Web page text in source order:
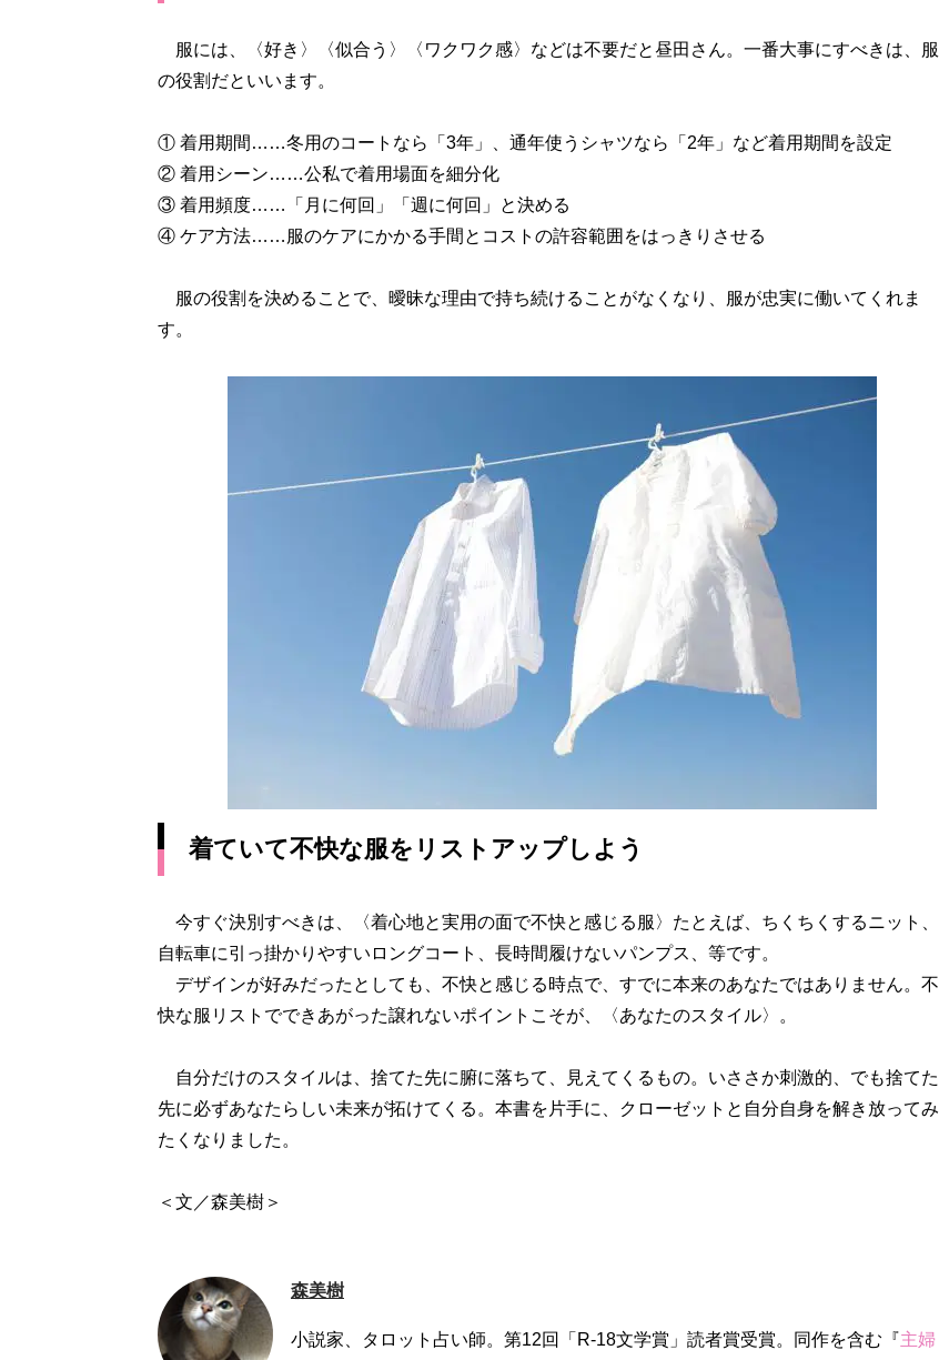
服には、〈好き〉〈似合う〉〈ワクワク感〉などは不要だと昼田さん。一番大事にすべきは、服
の役割だといいます。
① 着用期間……冬用のコートなら「3年」、通年使うシャツなら「2年」など着用期間を設定
② 着用シーン……公私で着用場面を細分化
③ 着用頻度……「月に何回」「週に何回」と決める
④ ケア方法……服のケアにかかる手間とコストの許容範囲をはっきりさせる
服の役割を決めることで、曖昧な理由で持ち続けることがなくなり、服が忠実に働いてくれま
す。
着ていて不快な服をリストアップしよう
今すぐ決別すべきは、〈着心地と実用の面で不快と感じる服〉たとえば、ちくちくするニット、
自転車に引っ掛かりやすいロングコート、長時間履けないパンプス、等です。
デザインが好みだったとしても、不快と感じる時点で、すでに本来のあなたではありません。不
快な服リストでできあがった譲れないポイントこそが、〈あなたのスタイル〉。
自分だけのスタイルは、捨てた先に腑に落ちて、見えてくるもの。いささか刺激的、でも捨てた
先に必ずあなたらしい未来が拓けてくる。本書を片手に、クローゼットと自分自身を解き放ってみ
たくなりました。
＜文／森美樹＞
森美樹
小説家、タロット占い師。第12回「R-18文学賞」読者賞受賞。同作を含む『主婦